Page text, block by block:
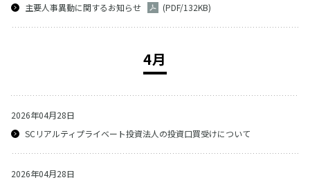
主要人事異動に関するお知らせ
(PDF/132KB)
4月
2026年04月28日
SCリアルティプライベート投資法人の投資口買受けについて
2026年04月28日